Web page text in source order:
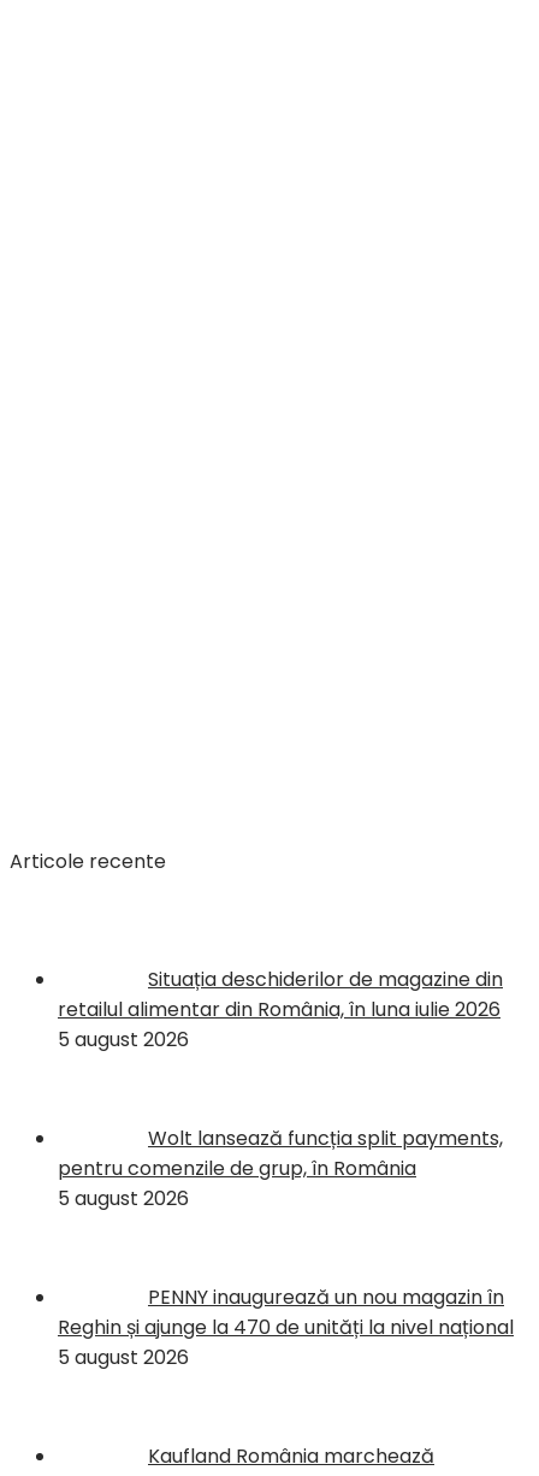
Articole recente
Situația deschiderilor de magazine din
retailul alimentar din România, în luna iulie 2026
5 august 2026
Wolt lansează funcția split payments,
pentru comenzile de grup, în România
5 august 2026
PENNY inaugurează un nou magazin în
Reghin și ajunge la 470 de unități la nivel național
5 august 2026
Kaufland România marchează